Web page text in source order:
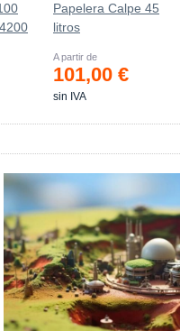
Papelera Calpe 45
litros
A partir de
101,00 €
sin IVA